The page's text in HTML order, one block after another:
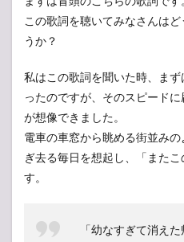
この歌詞を聴いてみなさんは
うか？
私はこの歌詞を聞いた時、ま
ったのですが、そのスピード
が想像できました。
電車の車窓から眺める街並み
ぎ去る毎日を想起し、「また
す。
「幼なすぎて消え